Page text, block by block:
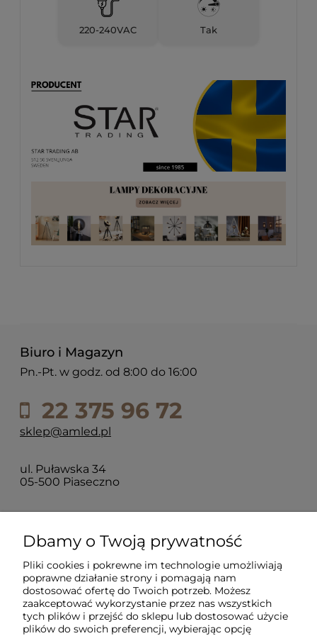
220-240VAC Tak
Biuro i Magazyn
Pn.-Pt. w godz. od 8:00 do 16:00
22 375 96 72
sklep@amled.pl
ul. Puławska 34
05-500 Piaseczno
Dla klientów
Informacje
O firmie
Dbamy o Twoją prywatność
Pliki cookies i pokrewne im technologie umożliwiają
poprawne działanie strony i pomagają nam
dostosować ofertę do Twoich potrzeb. Możesz
zaakceptować wykorzystanie przez nas wszystkich
tych plików i przejść do sklepu lub dostosować użycie
plików do swoich preferencji, wybierając opcję